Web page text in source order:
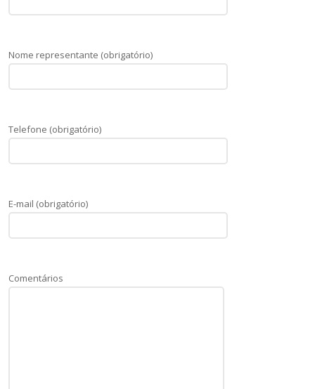
Nome representante (obrigatório)
Telefone (obrigatório)
E-mail (obrigatório)
Comentários